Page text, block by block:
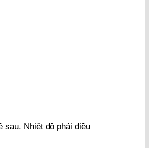
sau. Nhiệt độ phải điều